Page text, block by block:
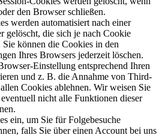
den Browser schließen.
werden automatisiert nach einer
gelöscht, die sich je nach Cookie
Sie können die Cookies in den
Ihres Browsers jederzeit löschen.
Einstellung entsprechend Ihren
und z. B. die Annahme von Third-
Cookies ablehnen. Wir weisen Sie
nicht alle Funktionen dieser
ein, um Sie für Folgebesuche
falls Sie über einen Account bei uns